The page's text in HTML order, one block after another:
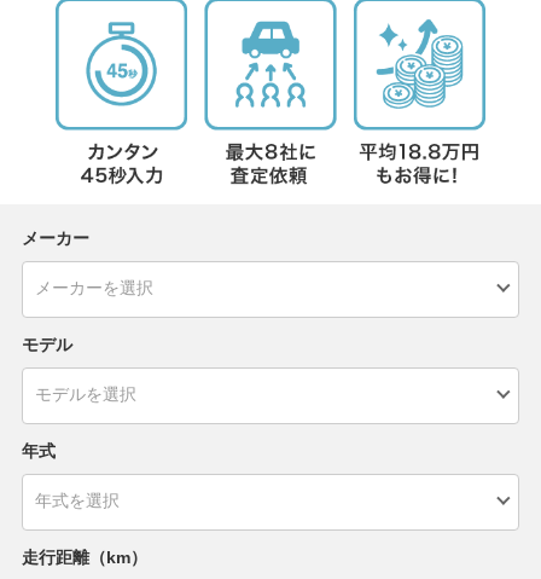
メーカー
モデル
年式
走行距離（km）